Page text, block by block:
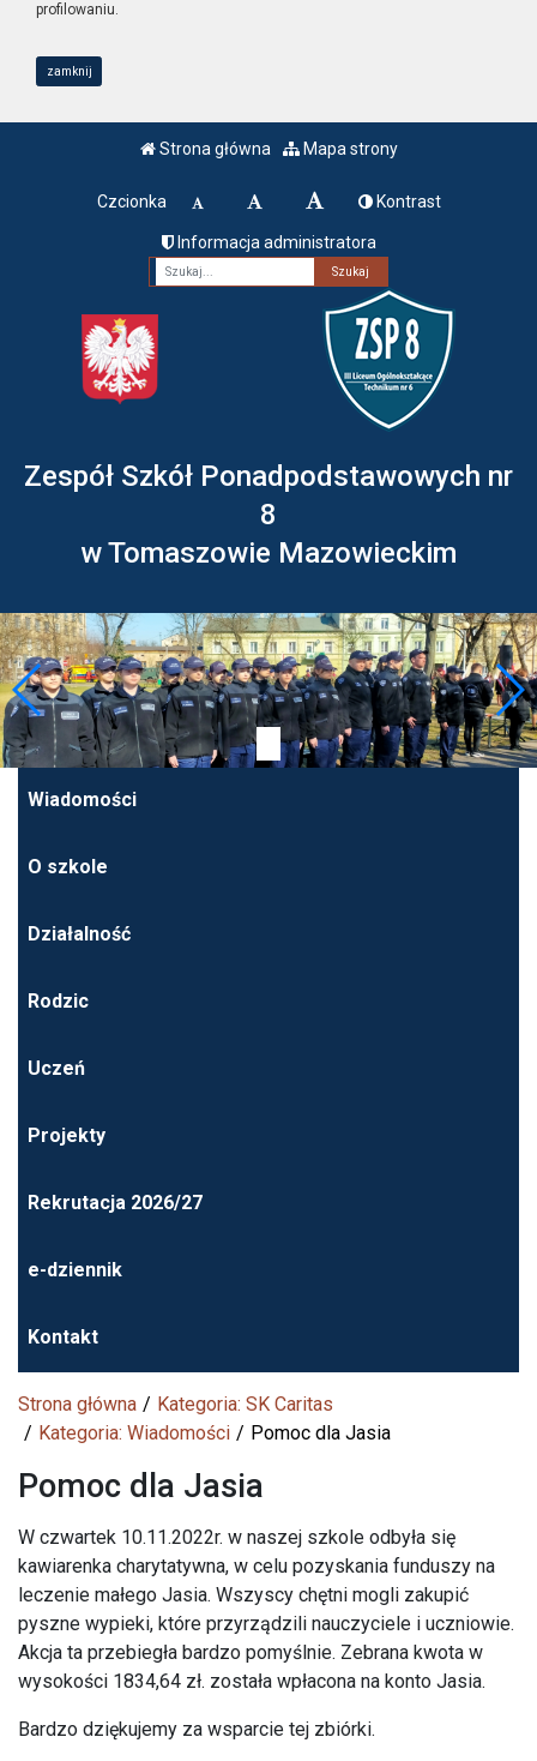
profilowaniu.
zamknij
Strona główna Mapa strony
Czcionka Kontrast
Informacja administratora
Fraza
Zespół Szkół Ponadpodstawowych nr
8
w Tomaszowie Mazowieckim
Wiadomości
O szkole
Działalność
Rodzic
Uczeń
Projekty
Rekrutacja 2026/27
e-dziennik
Kontakt
Strona główna
Kategoria: SK Caritas
Kategoria: Wiadomości
Pomoc dla Jasia
Pomoc dla Jasia
W czwartek 10.11.2022r. w naszej szkole odbyła się
kawiarenka charytatywna, w celu pozyskania funduszy na
leczenie małego Jasia. Wszyscy chętni mogli zakupić
pyszne wypieki, które przyrządzili nauczyciele i uczniowie.
Akcja ta przebiegła bardzo pomyślnie. Zebrana kwota w
wysokości 1834,64 zł. została wpłacona na konto Jasia.
Bardzo dziękujemy za wsparcie tej zbiórki.